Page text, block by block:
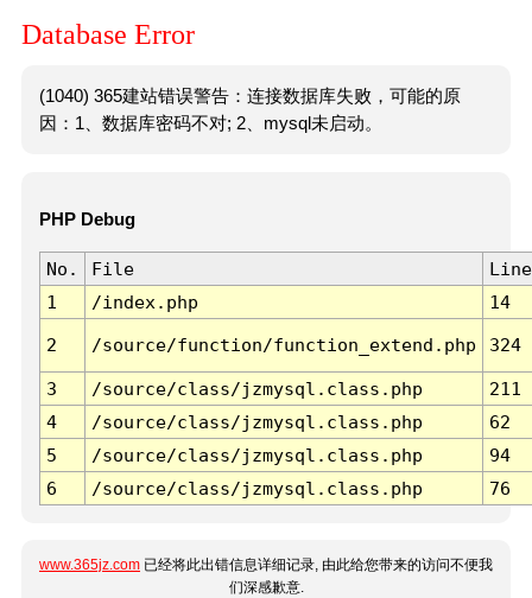
Database Error
(1040) 365建站错误警告：连接数据库失败，可能的原
因：1、数据库密码不对; 2、mysql未启动。
PHP Debug
No. File
Line
1
/index.php 14
2 /source/function/function_extend.php 324
3 /source/class/jzmysql.class.php
211
4
/source/class/jzmysql.class.php
62
5
/source/class/jzmysql.class.php
94
6
/source/class/jzmysql.class.php 76
www.365jz.com 已经将此出错信息详细记录, 由此给您带来的访问不便我
们深感歉意.